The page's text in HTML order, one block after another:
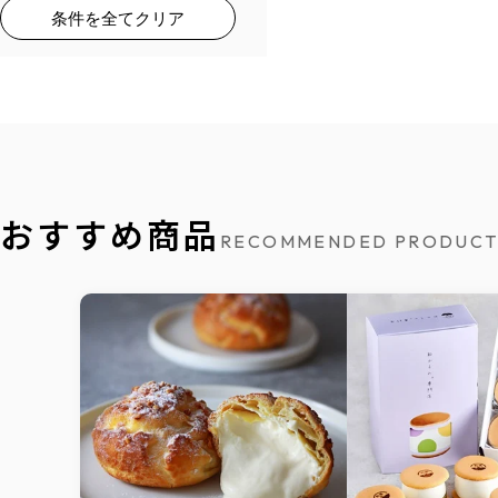
条件を全てクリア
おすすめ商品 RECOMMENDED